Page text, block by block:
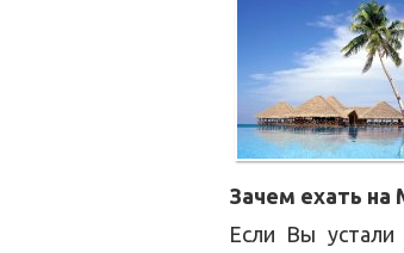
Зачем ехать
Если Вы